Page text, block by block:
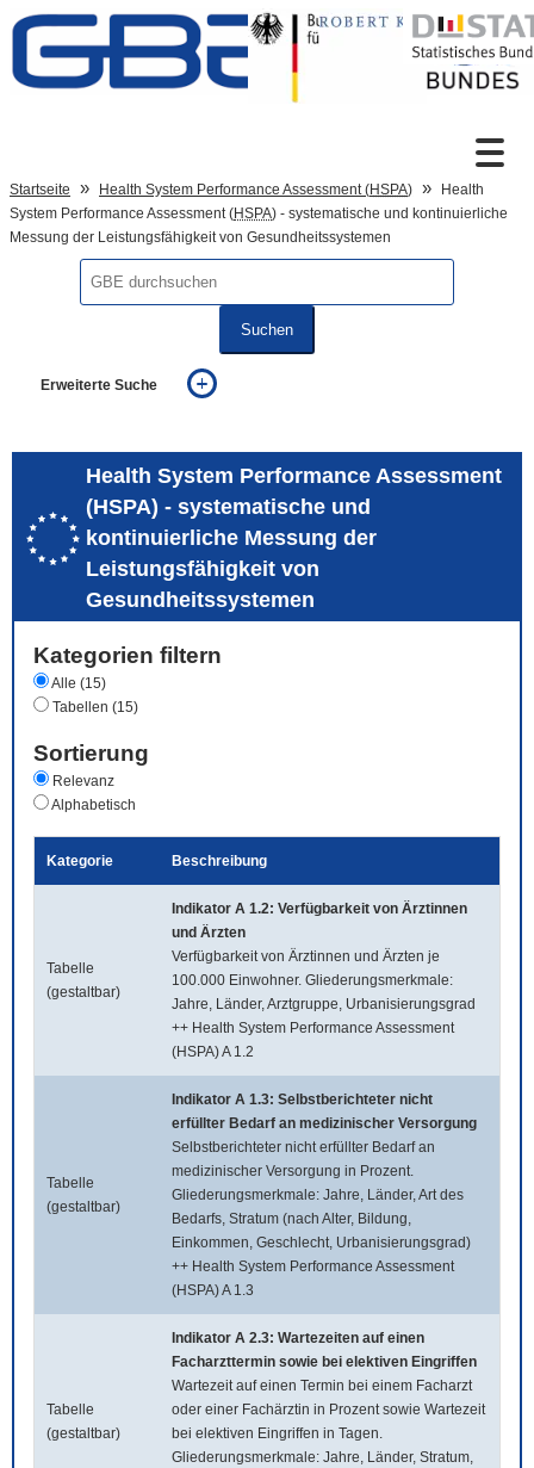
Zum Inhalt
Sprachumschaltung
Startseite Health System Performance Assessment (HSPA)
Health
System Performance Assessment (HSPA) - systematische und kontinuierliche
Messung der Leistungsfähigkeit von Gesundheitssystemen
Suchen
Erweiterte Suche
auch in allen Texten suchen (Volltextsuche)
auch Synonyme einbeziehen
auch ähnlich geschriebenes einbeziehen
Health System Performance Assessment
(HSPA) - systematische und
kontinuierliche Messung der
Leistungsfähigkeit von
Gesundheitssystemen
Kategorien filtern
Alle (15)
Tabellen (15)
Sortierung
Relevanz
Alphabetisch
Kategorie Beschreibung
Tabelle
(gestaltbar)
Indikator A 1.2: Verfügbarkeit von Ärztinnen
und Ärzten
Verfügbarkeit von Ärztinnen und Ärzten je
100.000 Einwohner. Gliederungsmerkmale:
Jahre, Länder, Arztgruppe, Urbanisierungsgrad
++ Health System Performance Assessment
(HSPA) A 1.2
Tabelle
(gestaltbar)
Indikator A 1.3: Selbstberichteter nicht
erfüllter Bedarf an medizinischer Versorgung
Selbstberichteter nicht erfüllter Bedarf an
medizinischer Versorgung in Prozent.
Gliederungsmerkmale: Jahre, Länder, Art des
Bedarfs, Stratum (nach Alter, Bildung,
Einkommen, Geschlecht, Urbanisierungsgrad)
++ Health System Performance Assessment
(HSPA) A 1.3
Tabelle
(gestaltbar)
Indikator A 2.3: Wartezeiten auf einen
Facharzttermin sowie bei elektiven Eingriffen
Wartezeit auf einen Termin bei einem Facharzt
oder einer Fachärztin in Prozent sowie Wartezeit
bei elektiven Eingriffen in Tagen.
Gliederungsmerkmale: Jahre, Länder, Stratum,